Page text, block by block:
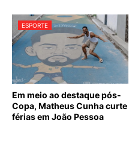
ESPORTE
Em meio ao destaque pós-
Copa, Matheus Cunha curte
férias em João Pessoa